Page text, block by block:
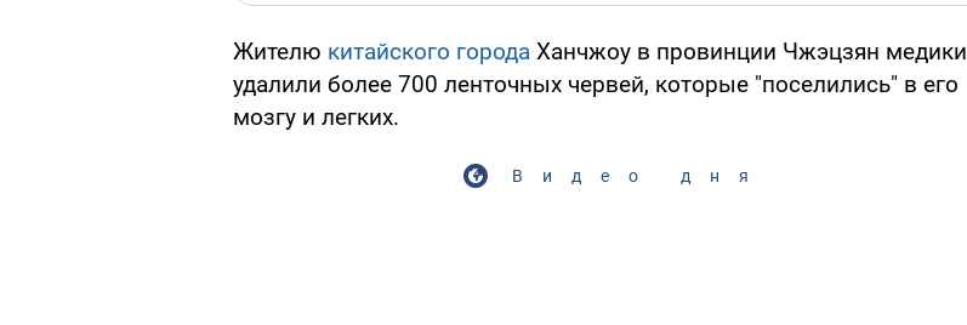
Жителю китайского города Ханчжоу в провинции Чжэцзян медики
удалили более 700 ленточных червей, которые "поселились" в его
мозгу и легких.
Видео дня